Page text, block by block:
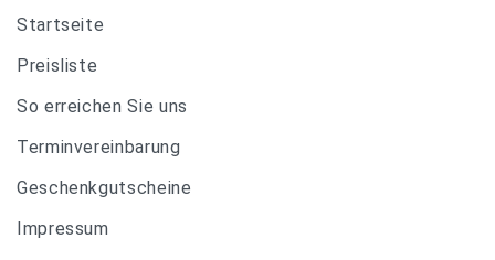
Startseite
Preisliste
So erreichen Sie uns
Terminvereinbarung
Geschenkgutscheine
Impressum